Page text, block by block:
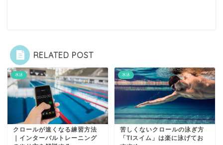
RELATED POST
水泳
クロールが速くなる練習方法
｜インターバルトレーニング
水泳
苦しくないクロールの泳ぎ方
「TIスイム」は楽に泳げてお